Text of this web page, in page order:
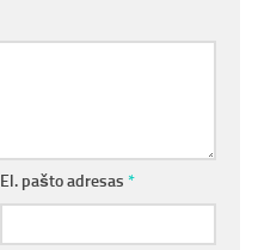
El. pašto adresas *